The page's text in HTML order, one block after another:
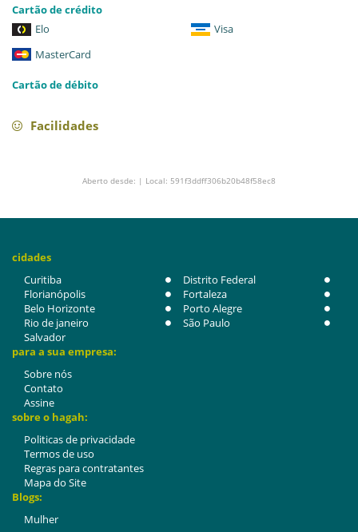
Cartão de crédito
Elo
Visa
MasterCard
Cartão de débito
Facilidades
Aberto desde: | Local: 591f3ddff306b20b48f58ec8
cidades
Curitiba
Distrito Federal
Florianópolis
Fortaleza
Belo Horizonte
Porto Alegre
Rio de janeiro
São Paulo
Salvador
para a sua empresa:
Sobre nós
Contato
Assine
sobre o hagah:
Politicas de privacidade
Termos de uso
Regras para contratantes
Mapa do Site
Blogs:
Mulher